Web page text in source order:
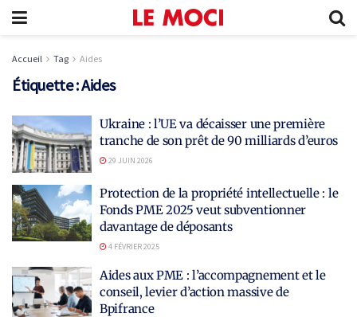
Accueil Tag Aides
Étiquette :Aides
Ukraine : l’UE va décaisser une première
tranche de son prêt de 90 milliards d’euros
29 JUIN 2026
Protection de la propriété intellectuelle : le
Fonds PME 2025 veut subventionner
davantage de déposants
4 FÉVRIER 2025
Aides aux PME : l’accompagnement et le
conseil, levier d’action massive de
Bpifrance